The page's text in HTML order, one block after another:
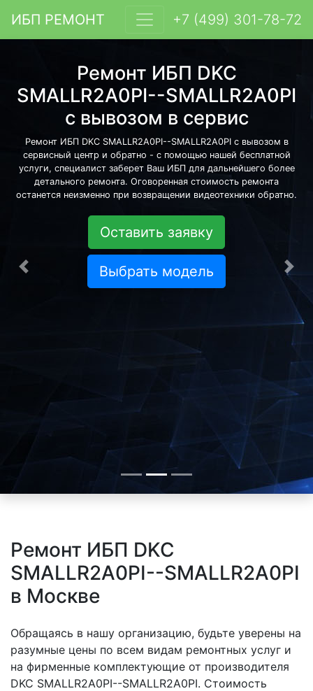
ИБП РЕМОНТ +7 (499) 301-78-72
Ремонт ИБП DKC
SMALLR2A0PI--SMALLR2A0PI
с вывозом в сервис
Ремонт ИБП DKC SMALLR2A0PI--SMALLR2A0PI с вывозом в
сервисный центр и обратно - с помощью нашей бесплатной
услуги, специалист заберет Ваш ИБП для дальнейшего более
детального ремонта. Оговоренная стоимость ремонта
останется неизменно при возвращении видеотехники обратно.
Оставить заявку
Выбрать модель
Предыдущая
Ремонт ИБП DKC
SMALLR2A0PI--SMALLR2A0PI
в Москве
Обращаясь в нашу организацию, будьте уверены на
разумные цены по всем видам ремонтных услуг и
на фирменные комплектующие от производителя
DKC SMALLR2A0PI--SMALLR2A0PI. Стоимость